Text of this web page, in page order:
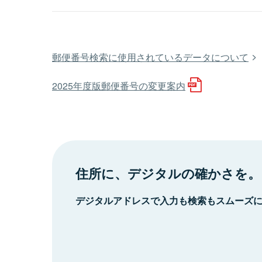
郵便番号検索に使用されているデータについて
2025年度版郵便番号の変更案内
住所に、デジタルの確かさを。
デジタルアドレスで入力も検索もスムーズ